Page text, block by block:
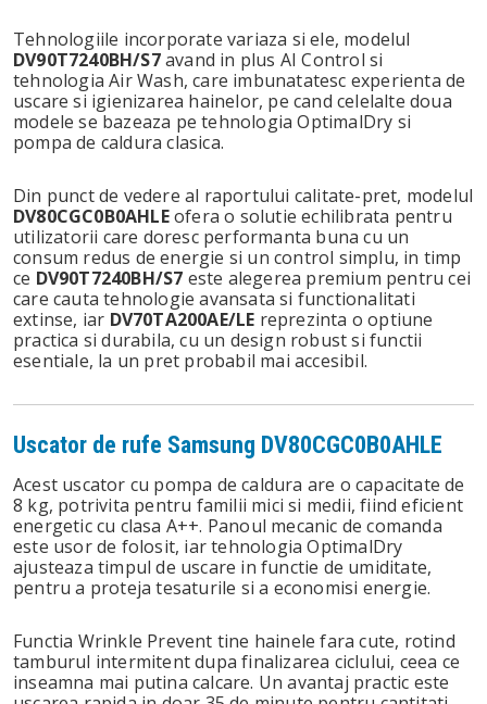
Tehnologiile incorporate variaza si ele, modelul
DV90T7240BH/S7avand in plus AI Control si
tehnologia Air Wash, care imbunatatesc experienta de
uscare si igienizarea hainelor, pe cand celelalte doua
modele se bazeaza pe tehnologia OptimalDry si
pompa de caldura clasica.
Din punct de vedere al raportului calitate-pret, modelul
DV80CGC0B0AHLEofera o solutie echilibrata pentru
utilizatorii care doresc performanta buna cu un
consum redus de energie si un control simplu, in timp
ce DV90T7240BH/S7 este alegerea premium pentru cei
care cauta tehnologie avansata si functionalitati
extinse, iar DV70TA200AE/LE reprezinta o optiune
practica si durabila, cu un design robust si functii
esentiale, la un pret probabil mai accesibil.
Uscator de rufe Samsung DV80CGC0B0AHLE
Acest uscator cu pompa de caldura are o capacitate de
8 kg, potrivita pentru familii mici si medii, fiind eficient
energetic cu clasa A++. Panoul mecanic de comanda
este usor de folosit, iar tehnologia OptimalDry
ajusteaza timpul de uscare in functie de umiditate,
pentru a proteja tesaturile si a economisi energie.
Functia Wrinkle Prevent tine hainele fara cute, rotind
tamburul intermitent dupa finalizarea ciclului, ceea ce
inseamna mai putina calcare. Un avantaj practic este